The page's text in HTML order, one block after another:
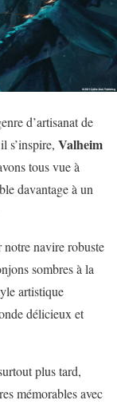
d’artisanat de
s’inspire, Valheim
tous vue à
davantage à un
notre navire robuste
sombres à la
artistique
délicieux et
plus tard,
mémorables avec